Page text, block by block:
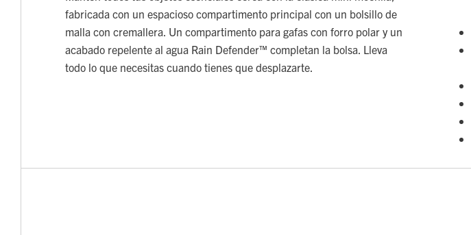
fabricada con un espacioso compartimento principal con un bolsillo de
malla con cremallera. Un compartimento para gafas con forro polar y un
acabado repelente al agua Rain Defender™ completan la bolsa. Lleva
todo lo que necesitas cuando tienes que desplazarte.